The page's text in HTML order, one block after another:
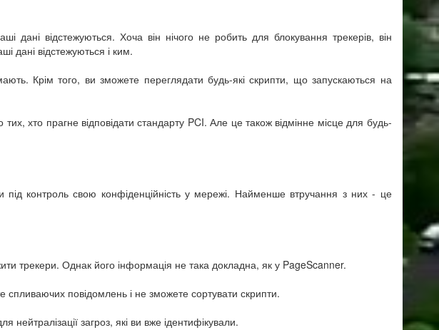
відстежуються. Хоча він нічого не робить для блокування трекерів, він
дані відстежуються і ким.
Крім того, ви зможете переглядати будь-які скрипти, що запускаються на
хто прагне відповідати стандарту PCI. Але це також відмінне місце для будь-
під контроль свою конфіденційність у мережі. Найменше втручання з них - це
трекери. Однак його інформація не така докладна, як у PageScanner.
спливаючих повідомлень і не зможете сортувати скрипти.
загроз, які ви вже ідентифікували.